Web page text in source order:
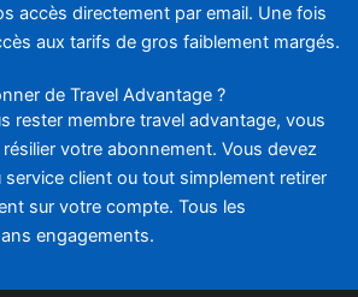
accès directement par email. Une fois
aux tarifs de gros faiblement margés.
de Travel Advantage ?
rester membre travel advantage, vous
votre abonnement. Vous devez
client ou tout simplement retirer
sur votre compte. Tous les
engagements.